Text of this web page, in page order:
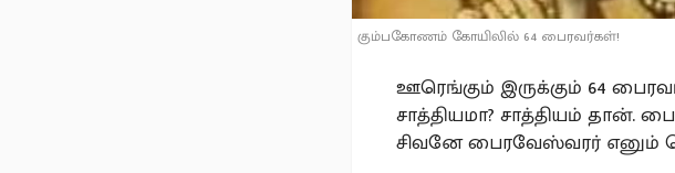
கும்பகோணம் கோயிலில் 64 பைரவர்கள்!
ஊரெங்கும் இருக்கும் 64
சாத்தியமா? சாத்தியம் தான்.
சிவனே பைரவேஸ்வரர்